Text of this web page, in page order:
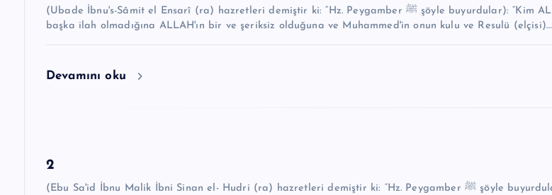
(Ubade İbnu's-Sâmit el Ensarî (ra) hazretleri demiştir ki: “Hz. Peygamber ﷺ şöyle buyurdular): “Kim ALLAH'tan
başka ilah olmadığına ALLAH'ın bir ve şeriksiz olduğuna ve Muhammed'in onun kulu ve Resulü (elçisi)…
Devamını oku
2
(Ebu Sa'id İbnu Malik İbni Sinan el- Hudri (ra) hazretleri demiştir ki: “Hz. Peygamber ﷺ şöyle buyurdular):